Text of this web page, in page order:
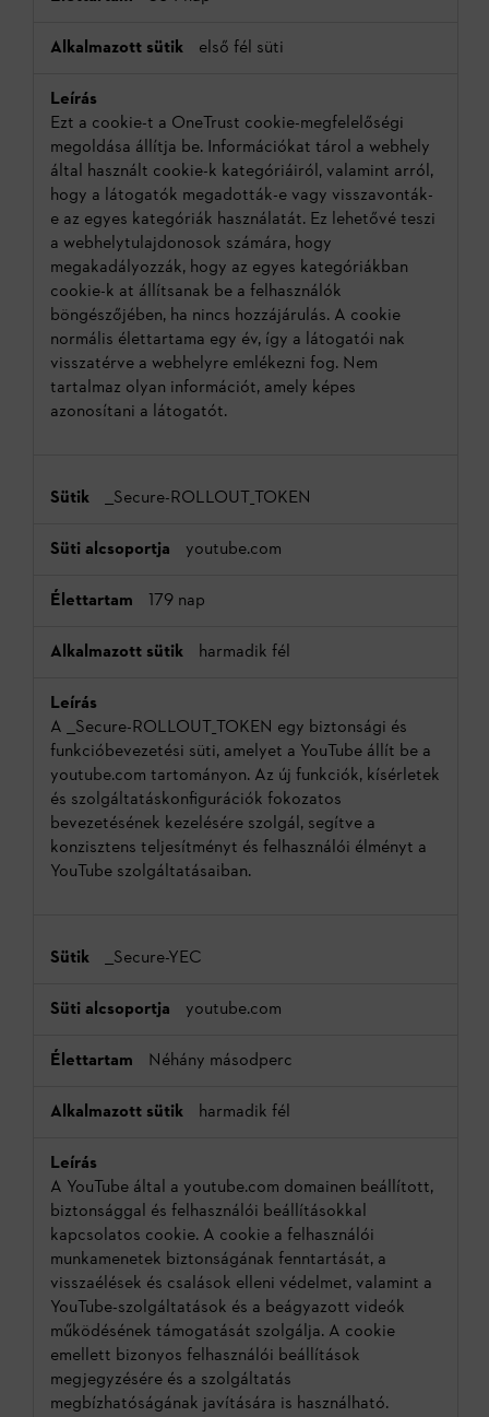
első fél süti
Ezt a cookie-t a OneTrust cookie-megfelelőségi
megoldása állítja be. Információkat tárol a webhely
által használt cookie-k kategóriáiról, valamint arról,
hogy a látogatók megadották-e vagy visszavonták-
e az egyes kategóriák használatát. Ez lehetővé teszi
a webhelytulajdonosok számára, hogy
megakadályozzák, hogy az egyes kategóriákban
cookie-k at állítsanak be a felhasználók
böngészőjében, ha nincs hozzájárulás. A cookie
normális élettartama egy év, így a látogatói nak
visszatérve a webhelyre emlékezni fog. Nem
tartalmaz olyan információt, amely képes
azonosítani a látogatót.
__Secure-ROLLOUT_TOKEN
youtube.com
179 nap
harmadik fél
A __Secure-ROLLOUT_TOKEN egy biztonsági és
funkcióbevezetési süti, amelyet a YouTube állít be a
youtube.com tartományon. Az új funkciók, kísérletek
és szolgáltatáskonfigurációk fokozatos
bevezetésének kezelésére szolgál, segítve a
konzisztens teljesítményt és felhasználói élményt a
YouTube szolgáltatásaiban.
__Secure-YEC
youtube.com
Néhány másodperc
harmadik fél
A YouTube által a youtube.com domainen beállított,
biztonsággal és felhasználói beállításokkal
kapcsolatos cookie. A cookie a felhasználói
munkamenetek biztonságának fenntartását, a
visszaélések és csalások elleni védelmet, valamint a
YouTube-szolgáltatások és a beágyazott videók
működésének támogatását szolgálja. A cookie
emellett bizonyos felhasználói beállítások
megjegyzésére és a szolgáltatás
megbízhatóságának javítására is használható.